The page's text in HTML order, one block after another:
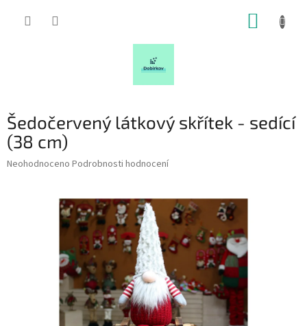
Šedočervený látkový skřítek - sedící
(38 cm)
Průměrné
Neohodnoceno Podrobnosti hodnocení